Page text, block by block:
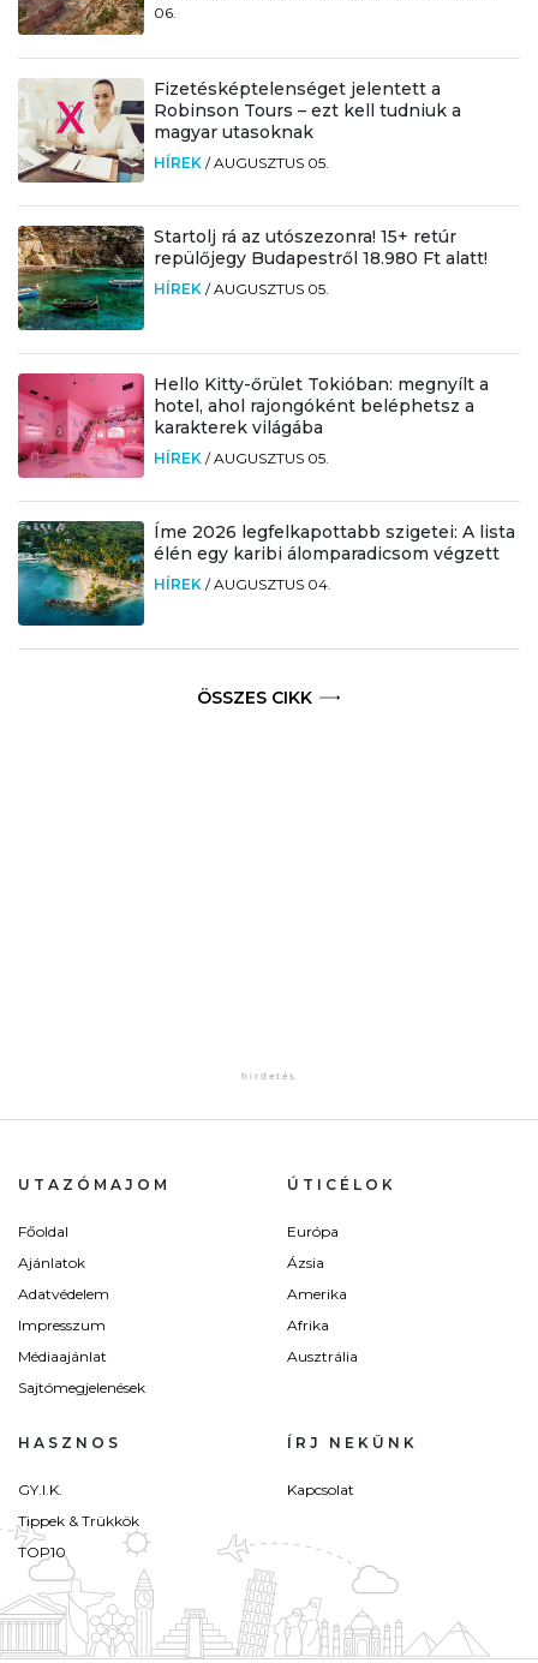
06.
Fizetésképtelenséget jelentett a
Robinson Tours – ezt kell tudniuk a
magyar utasoknak
HÍREK /AUGUSZTUS 05.
Startolj rá az utószezonra! 15+ retúr
repülőjegy Budapestről 18.980 Ft alatt!
HÍREK /AUGUSZTUS 05.
Hello Kitty-őrület Tokióban: megnyílt a
hotel, ahol rajongóként beléphetsz a
karakterek világába
HÍREK /AUGUSZTUS 05.
Íme 2026 legfelkapottabb szigetei: A lista
élén egy karibi álomparadicsom végzett
HÍREK /AUGUSZTUS 04.
ÖSSZES CIKK
UTAZÓMAJOM
Főoldal
Ajánlatok
Adatvédelem
Impresszum
Médiaajánlat
Sajtómegjelenések
ÚTICÉLOK
Európa
Ázsia
Amerika
Afrika
Ausztrália
HASZNOS
GY.I.K.
Tippek & Trükkök
TOP10
ÍRJ NEKÜNK
Kapcsolat